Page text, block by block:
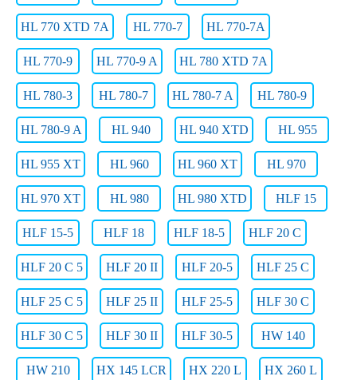
HL 770 XTD 7A HL 770-7 HL 770-7A
HL 770-9 HL 770-9 A HL 780 XTD 7A
HL 780-3 HL 780-7 HL 780-7 A HL 780-9
HL 780-9 A HL 940 HL 940 XTD HL 955
HL 955 XT HL 960 HL 960 XT HL 970
HL 970 XT HL 980 HL 980 XTD HLF 15
HLF 15-5 HLF 18 HLF 18-5 HLF 20 C
HLF 20 C 5 HLF 20 II HLF 20-5 HLF 25 C
HLF 25 C 5 HLF 25 II HLF 25-5 HLF 30 C
HLF 30 C 5 HLF 30 II HLF 30-5 HW 140
HW 210 HX 145 LCR HX 220 L HX 260 L